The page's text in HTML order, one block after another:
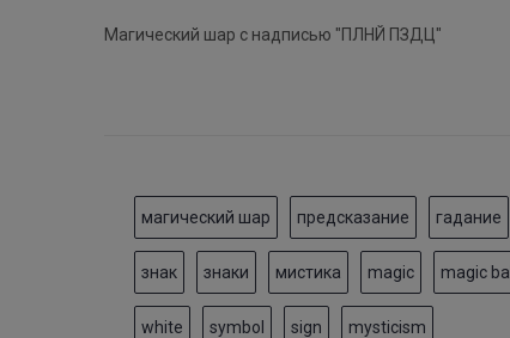
Магический шар с надписью "ПЛНЙ ПЗДЦ"
магический шар предсказание гадание
знак знаки мистика magic magic ball
white symbol sign mysticism